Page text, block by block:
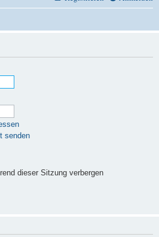
senden
dieser Sitzung verbergen